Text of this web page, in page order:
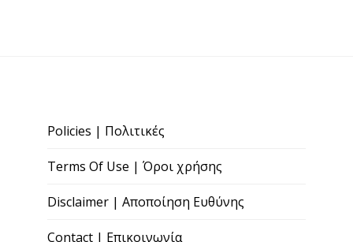
Policies | Πολιτικές
Terms Of Use | Όροι χρήσης
Disclaimer | Αποποίηση Ευθύνης
Contact | Επικοινωνία